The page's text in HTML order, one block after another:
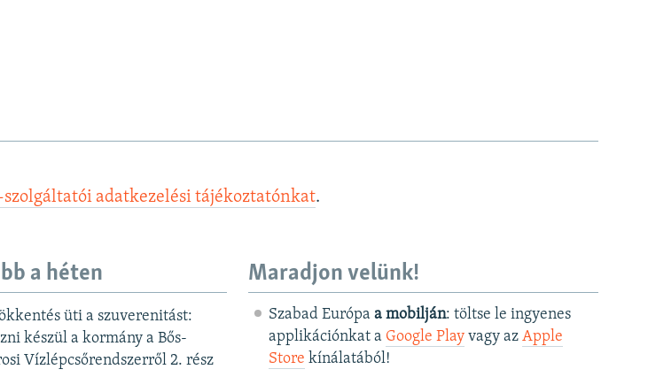
adatkezelési tájékoztatónkat.
a héten
üti a szuverenitást:
készül a kormány a Bős-
Vízlépcsőrendszerről 2. rész
Maradjon velünk!
Szabad Európa a mobilján: töltse le ingyenes
applikációnkat a Google Playvagy az Apple
Store kínálatából!